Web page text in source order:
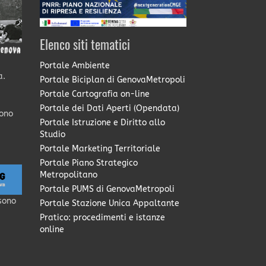
Elenco siti tematici
Portale Ambiente
Portale Biciplan di GenovaMetropoli
Portale Cartografia on-line
Portale dei Dati Aperti (Opendata)
Portale Istruzione e Diritto allo
Studio
Portale Marketing Territoriale
Portale Piano Strategico
Metropolitano
Portale PUMS di GenovaMetropoli
Portale Stazione Unica Appaltante
Pratico: procedimenti e istanze
online